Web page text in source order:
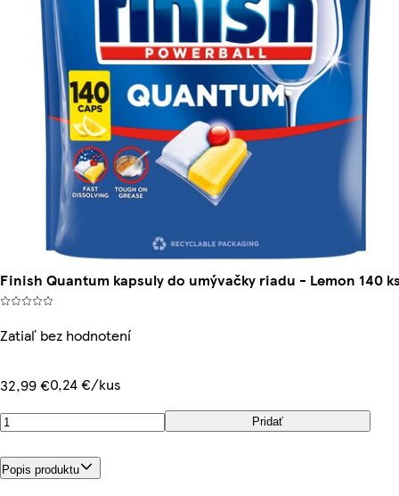
Finish Quantum kapsuly do umývačky riadu - Lemon 140
Zatiaľ bez hodnotení
32,99 €0,24 €/kus
Pridať
Popis produktu